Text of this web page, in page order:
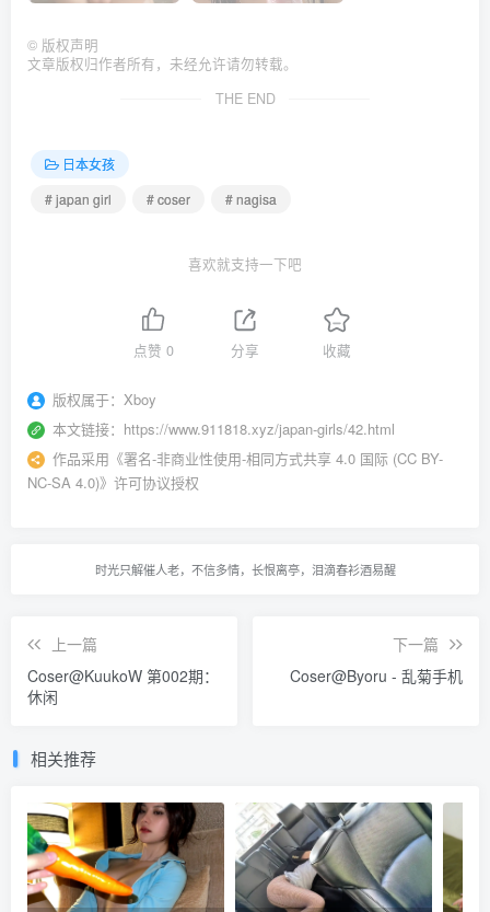
© 版权声明
文章版权归作者所有，未经允许请勿转载。
THE END
日本女孩
# japan girl
# coser # nagisa
喜欢就支持一下吧
点赞 0 分享 收藏
版权属于： Xboy
本文链接： https://www.911818.xyz/japan-girls/42.html
作品采用 《署名-非商业性使用-相同方式共享 4.0 国际 (CC BY-
NC-SA 4.0)》许可协议授权
时光只解催人老，不信多情，长恨离亭，泪滴春衫酒易醒
上一篇
Coser@KuukoW 第002期：
休闲
下一篇
Coser@Byoru - 乱菊手机
相关推荐